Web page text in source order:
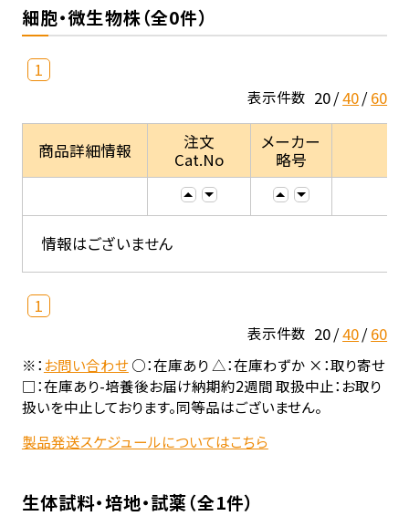
細胞・微生物株（全0件）
1
表示件数 20 40 60
商品詳細情報
注文
Cat.No
メーカー
略号
情報はございません
1
表示件数 20 40 60
※：お問い合わせ○：在庫あり △：在庫わずか ×：取り寄せ
□：在庫あり-培養後お届け納期約2週間 取扱中止：お取り
扱いを中止しております。同等品はございません。
製品発送スケジュールについてはこちら
生体試料・培地・試薬（全1件）